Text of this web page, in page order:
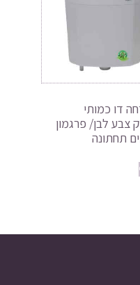
דו כמותי
צבע לבן/ פרגמון
תחתונה